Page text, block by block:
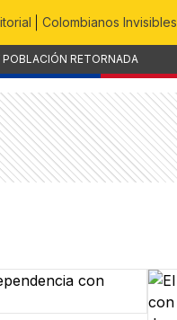
Colombianos Invisibles
RETORNADA